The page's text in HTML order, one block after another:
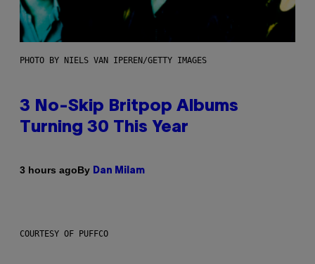
PHOTO BY NIELS VAN IPEREN/GETTY IMAGES
3 No-Skip Britpop Albums
Turning 30 This Year
3 hours agoBy Dan Milam
COURTESY OF PUFFCO